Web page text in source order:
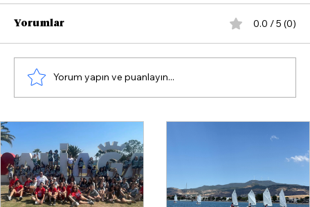
Süren Kin ve Ceza Anlayışı Son
Bulmalı!"
Yorumlar 0.0 / 5 (0)
Yorum yapın ve puanlayın...